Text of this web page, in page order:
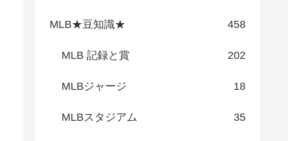
MLB★豆知識★ 458
MLB 記録と賞 202
MLBジャージ 18
MLBスタジアム 35